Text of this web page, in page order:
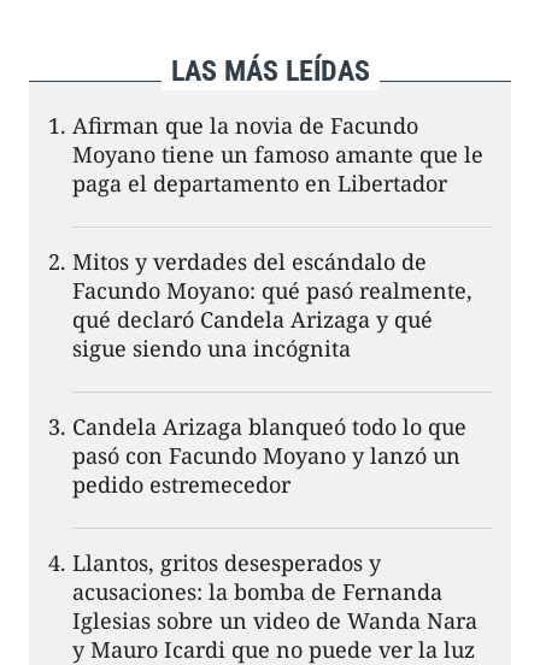
LAS MÁS LEÍDAS
Afirman que la novia de Facundo
Moyano tiene un famoso amante que le
paga el departamento en Libertador
Mitos y verdades del escándalo de
Facundo Moyano: qué pasó realmente,
qué declaró Candela Arizaga y qué
sigue siendo una incógnita
Candela Arizaga blanqueó todo lo que
pasó con Facundo Moyano y lanzó un
pedido estremecedor
Llantos, gritos desesperados y
acusaciones: la bomba de Fernanda
Iglesias sobre un video de Wanda Nara
y Mauro Icardi que no puede ver la luz